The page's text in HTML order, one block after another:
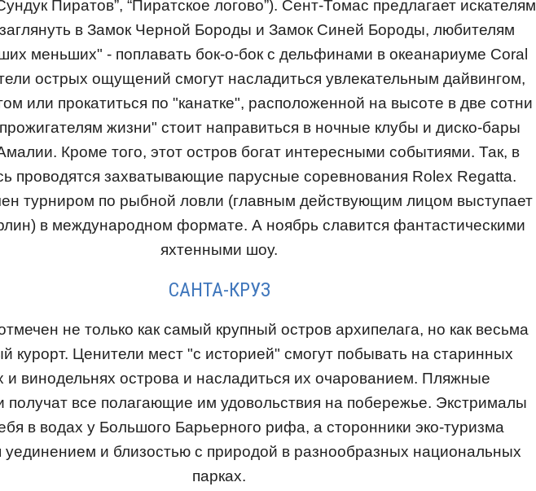
Пиратов”, “Пиратское логово”). Сент-Томас предлагает искателям
в Замок Черной Бороды и Замок Синей Бороды, любителям
меньших" - поплавать бок-о-бок с дельфинами в океанариуме Coral
острых ощущений смогут насладиться увлекательным дайвингом,
или прокатиться по "канатке", расположенной на высоте в две сотни
жизни" стоит направиться в ночные клубы и диско-бары
Кроме того, этот остров богат интересными событиями. Так, в
проводятся захватывающие парусные соревнования Rolex Regatta.
турниром по рыбной ловли (главным действующим лицом выступает
в международном формате. А ноябрь славится фантастическими
яхтенными шоу.
САНТА-КРУЗ
не только как самый крупный остров архипелага, но как весьма
курорт. Ценители мест "с историей" смогут побывать на старинных
и винодельнях острова и насладиться их очарованием. Пляжные
получат все полагающие им удовольствия на побережье. Экстрималы
в водах у Большого Барьерного рифа, а сторонники эко-туризма
уединением и близостью с природой в разнообразных национальных
парках.